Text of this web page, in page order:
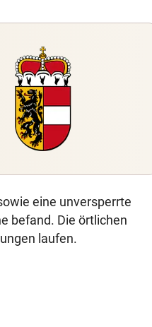
eine unversperrte
befand. Die örtlichen
laufen.